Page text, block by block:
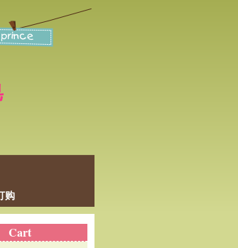
购
力降低，毛孔阻塞、令肌肤失去了本身应有的自
Cart